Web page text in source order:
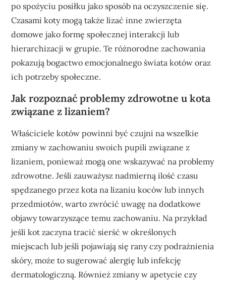
po spożyciu posiłku jako sposób na oczyszczenie się.
Czasami koty mogą także lizać inne zwierzęta
domowe jako formę społecznej interakcji lub
hierarchizacji w grupie. Te różnorodne zachowania
pokazują bogactwo emocjonalnego świata kotów oraz
ich potrzeby społeczne.
Jak rozpoznać problemy zdrowotne u kota
związane z lizaniem?
Właściciele kotów powinni być czujni na wszelkie
zmiany w zachowaniu swoich pupili związane z
lizaniem, ponieważ mogą one wskazywać na problemy
zdrowotne. Jeśli zauważysz nadmierną ilość czasu
spędzanego przez kota na lizaniu koców lub innych
przedmiotów, warto zwrócić uwagę na dodatkowe
objawy towarzyszące temu zachowaniu. Na przykład
jeśli kot zaczyna tracić sierść w określonych
miejscach lub jeśli pojawiają się rany czy podrażnienia
skóry, może to sugerować alergię lub infekcję
dermatologiczną. Również zmiany w apetycie czy